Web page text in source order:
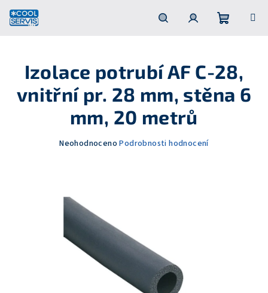
obsah
košík
Izolace potrubí AF C-28,
vnitřní pr. 28 mm, stěna 6
mm, 20 metrů
Průměrné
hvězdiček.
Neohodnoceno Podrobnosti hodnocení